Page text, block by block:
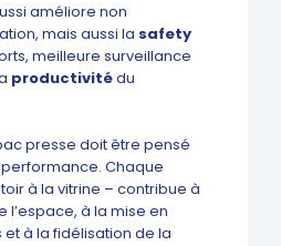
améliore non
mais aussi la safety
meilleure surveillance
productivitédu
presse doit être pensé
Chaque
à la vitrine – contribue à
l’espace, à la mise en
à la fidélisation de la